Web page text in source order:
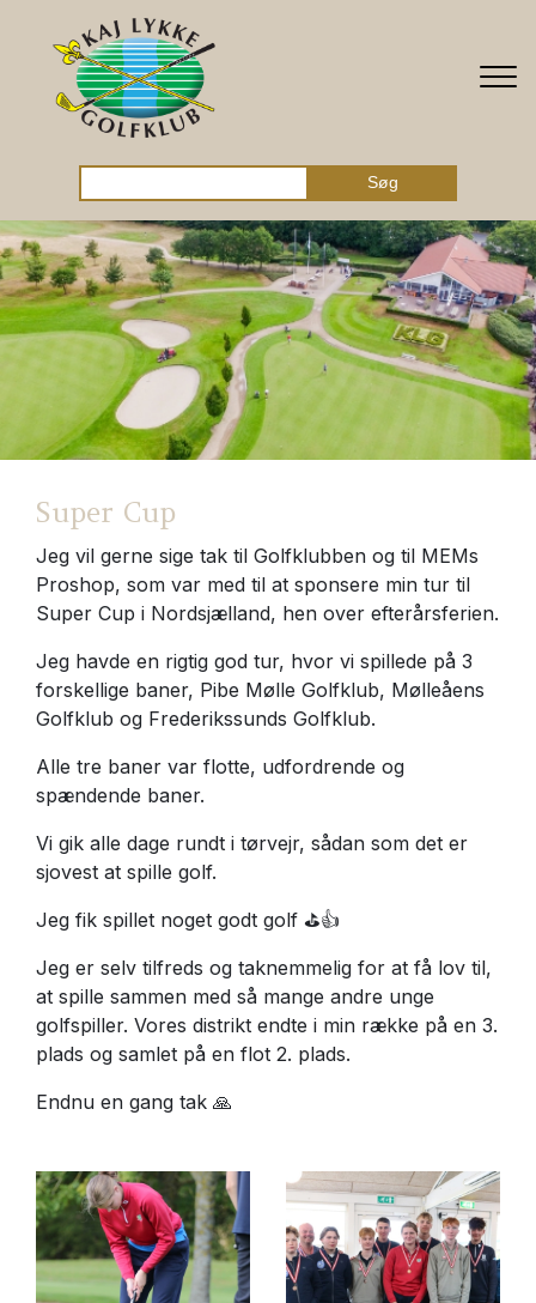
Gå til hovedindhold
Super Cup
Jeg vil gerne sige tak til Golfklubben og til MEMs
Proshop, som var med til at sponsere min tur til
Super Cup i Nordsjælland, hen over efterårsferien.
Jeg havde en rigtig god tur, hvor vi spillede på 3
forskellige baner, Pibe Mølle Golfklub, Mølleåens
Golfklub og Frederikssunds Golfklub.
Alle tre baner var flotte, udfordrende og
spændende baner.
Vi gik alle dage rundt i tørvejr, sådan som det er
sjovest at spille golf.
Jeg fik spillet noget godt golf ⛳👍
Jeg er selv tilfreds og taknemmelig for at få lov til,
at spille sammen med så mange andre unge
golfspiller. Vores distrikt endte i min række på en 3.
plads og samlet på en flot 2. plads.
Endnu en gang tak 🙏